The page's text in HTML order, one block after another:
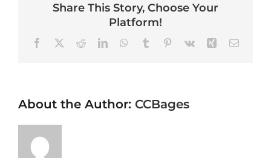
Share This Story, Choose Your
Platform!
FacebookRedditLinkedInWhatsApp
TumblrPinterest
Vk XingEmail
About the Author: CCBages